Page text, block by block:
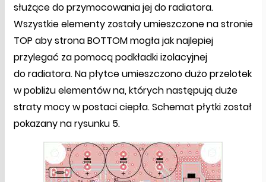
służące do przymocowania jej do radiatora.
Wszystkie elementy zostały umieszczone na stronie
TOP aby strona BOTTOM mogła jak najlepiej
przylegać za pomocą podkładki izolacyjnej
do radiatora. Na płytce umieszczono dużo przelotek
w pobliżu elementów na, których następują duże
straty mocy w postaci ciepła. Schemat płytki został
pokazany na rysunku 5.